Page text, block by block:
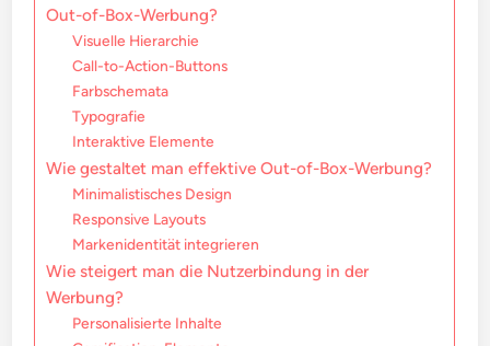
Out-of-Box-Werbung?
Visuelle Hierarchie
Call-to-Action-Buttons
Farbschemata
Typografie
Interaktive Elemente
Wie gestaltet man effektive Out-of-Box-Werbung?
Minimalistisches Design
Responsive Layouts
Markenidentität integrieren
Wie steigert man die Nutzerbindung in der
Werbung?
Personalisierte Inhalte